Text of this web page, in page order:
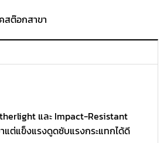
฿.1,350 ฿.
สต๊อกสาขา
และ Impact-Resistant
แต่แข็งแรงดูดซับแรงกระแทกได้ดี